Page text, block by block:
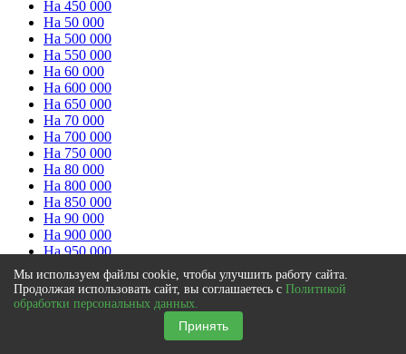
На 450 000
На 50 000
На 500 000
На 550 000
На 60 000
На 600 000
На 650 000
На 70 000
На 700 000
На 750 000
На 80 000
На 800 000
На 850 000
На 90 000
На 900 000
На 950 000
Возраст заемщика
С 18 лет
Мы используем файлы cookie, чтобы улучшить работу сайта.
Продолжая использовать сайт, вы соглашаетесь с Политикой
обработки персональных данных.
Принять